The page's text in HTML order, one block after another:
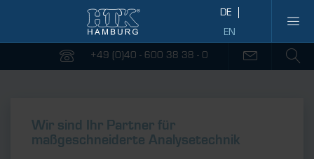
+49 (0)40 - 600 38 38 - 0
Wir sind Ihr Partner für
maßgeschneiderte Analysetechnik